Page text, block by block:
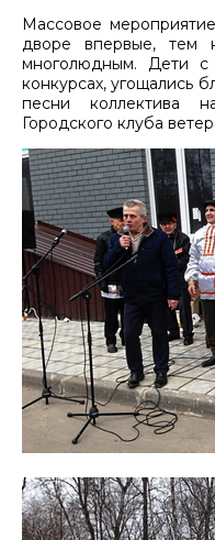
Массовое
дворе впервые, тем
многолюдным. Дети с
конкурсах, угощались
песни коллектива
Городского клуба